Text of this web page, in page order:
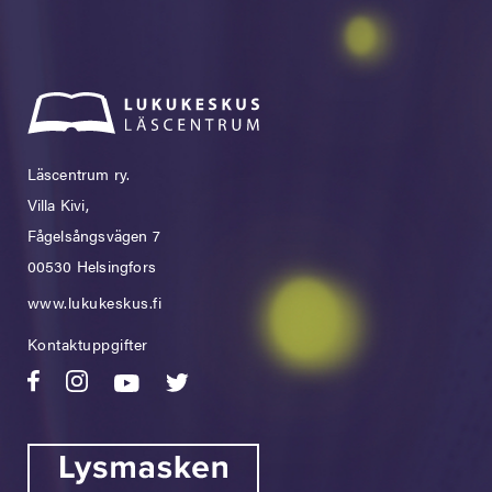
Läscentrum ry.
Villa Kivi,
Fågelsångsvägen 7
00530 Helsingfors
www.lukukeskus.fi
Kontaktuppgifter